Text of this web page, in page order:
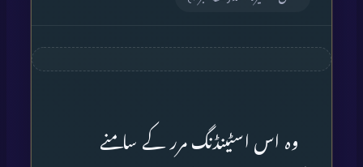
وہ اس اسٹینڈنگ مرر کے سامنے